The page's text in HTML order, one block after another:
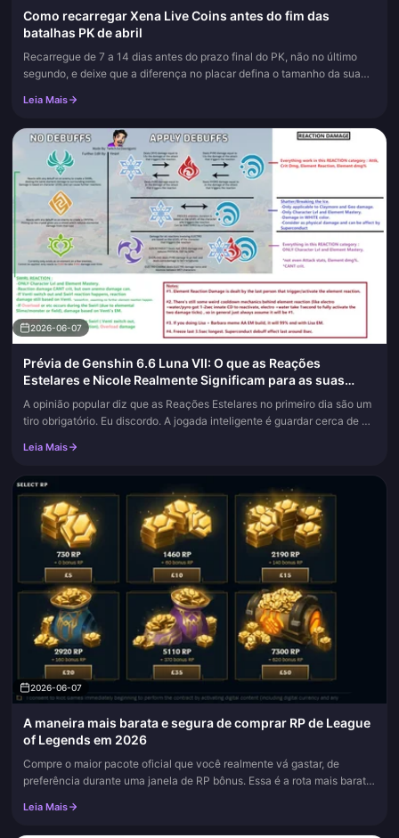
Como recarregar Xena Live Coins antes do fim das
batalhas PK de abril
Recarregue de 7 a 14 dias antes do prazo final do PK, não no último
segundo, e deixe que a diferença no placar defina o tamanho da sua
Leia Mais
2026-06-07
Prévia de Genshin 6.6 Luna VII: O que as Reações
Estelares e Nicole Realmente Significam para as suas
Gemas Essenciais
A opinião popular diz que as Reações Estelares no primeiro dia são um
tiro obrigatório. Eu discordo. A jogada inteligente é guardar cerca de 90
Leia Mais
2026-06-07
A maneira mais barata e segura de comprar RP de League
of Legends em 2026
Compre o maior pacote oficial que você realmente vá gastar, de
preferência durante uma janela de RP bônus. Essa é a rota mais barata
Leia Mais